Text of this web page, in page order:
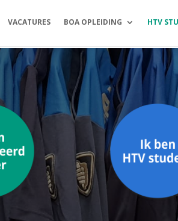
VACATURES BOA OPLEIDING HTV